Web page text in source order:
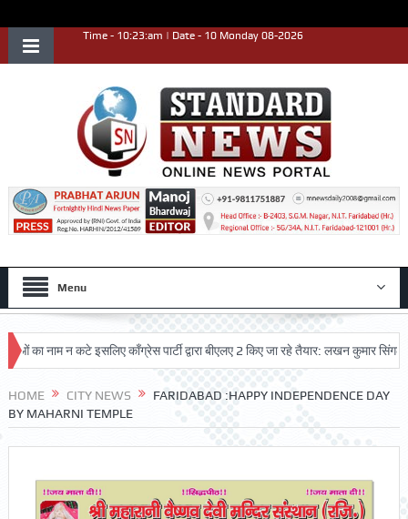
Time - 10:23:am | Date - 10 Monday 08-2026
Menu
नाम न कटे इसलिए काँग्रेस पार्टी द्वारा बीएलए 2 किए जा रहे तैयार: लखन कुमार सिंगला
HOME CITY NEWS
FARIDABAD :HAPPY INDEPENDENCE DAY
BY MAHARNI TEMPLE